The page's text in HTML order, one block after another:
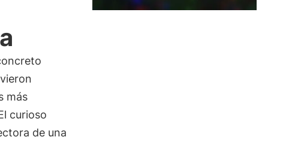
más
curioso
de una